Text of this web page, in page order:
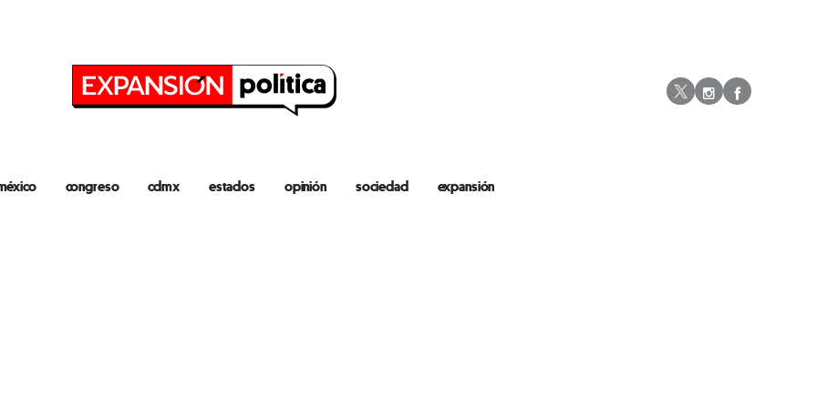
Instagram
congreso cdmx estados opinión sociedad expansión